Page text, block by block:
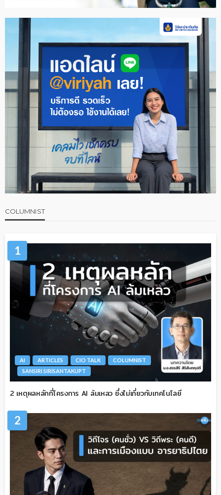
COLUMNIST
1
AI ARTICLES CIO TALK
COLUMNIST
SANSIRI SIRISANTAKUPT
2 เหตุผลหลักที่โครงการ AI ล้มเหลว ซึ่งไม่เกี่ยวกับเทคโนโลยี
2